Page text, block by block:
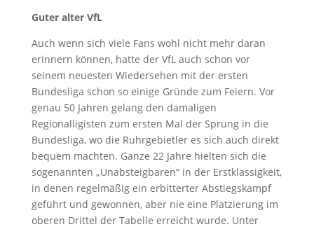
Guter alter VfL
Auch wenn sich viele Fans wohl nicht mehr daran
erinnern können, hatte der VfL auch schon vor
seinem neuesten Wiedersehen mit der ersten
Bundesliga schon so einige Gründe zum Feiern. Vor
genau 50 Jahren gelang den damaligen
Regionalligisten zum ersten Mal der Sprung in die
Bundesliga, wo die Ruhrgebietler es sich auch direkt
bequem machten. Ganze 22 Jahre hielten sich die
sogenannten „Unabsteigbaren“ in der Erstklassigkeit,
in denen regelmäßig ein erbitterter Abstiegskampf
geführt und gewonnen, aber nie eine Platzierung im
oberen Drittel der Tabelle erreicht wurde. Unter